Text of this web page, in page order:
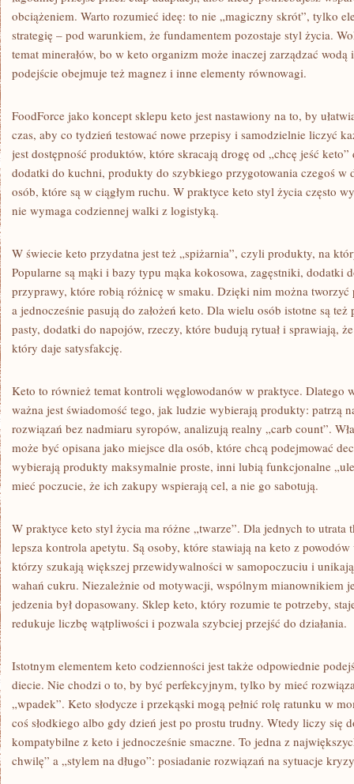
obciążeniem. Warto rozumieć ideę: to nie „magiczny skrót”, tylko
strategię – pod warunkiem, że fundamentem pozostaje styl życia.
temat minerałów, bo w keto organizm może inaczej zarządzać
podejście obejmuje też magnez i inne elementy równowagi.
FoodForce jako koncept sklepu keto jest nastawiony na to, by
czas, aby co tydzień testować nowe przepisy i samodzielnie liczyć
jest dostępność produktów, które skracają drogę od „chcę jeść
dodatki do kuchni, produkty do szybkiego przygotowania czegoś w
osób, które są w ciągłym ruchu. W praktyce keto styl życia często
nie wymaga codziennej walki z logistyką.
W świecie keto przydatna jest też „spiżarnia”, czyli produkty, na
Popularne są mąki i bazy typu mąka kokosowa, zagęstniki, dodatki
przyprawy, które robią różnicę w smaku. Dzięki nim można tworzyć
a jednocześnie pasują do założeń keto. Dla wielu osób istotne są
pasty, dodatki do napojów, rzeczy, które budują rytuał i sprawiają,
który daje satysfakcję.
Keto to również temat kontroli węglowodanów w praktyce. Dlatego
ważna jest świadomość tego, jak ludzie wybierają produkty: patrzą
rozwiązań bez nadmiaru syropów, analizują realny „carb count”.
może być opisana jako miejsce dla osób, które chcą podejmować
wybierają produkty maksymalnie proste, inni lubią funkcjonalne
mieć poczucie, że ich zakupy wspierają cel, a nie go sabotują.
W praktyce keto styl życia ma różne „twarze”. Dla jednych to utrata
lepsza kontrola apetytu. Są osoby, które stawiają na keto z
którzy szukają większej przewidywalności w samopoczuciu i
wahań cukru. Niezależnie od motywacji, wspólnym mianownikiem
jedzenia był dopasowany. Sklep keto, który rozumie te potrzeby,
redukuje liczbę wątpliwości i pozwala szybciej przejść do działania.
Istotnym elementem keto codzienności jest także odpowiednie
diecie. Nie chodzi o to, by być perfekcyjnym, tylko by mieć
„wpadek”. Keto słodycze i przekąski mogą pełnić rolę ratunku w
coś słodkiego albo gdy dzień jest po prostu trudny. Wtedy liczy się
kompatybilne z keto i jednocześnie smaczne. To jedna z
chwilę” a „stylem na długo”: posiadanie rozwiązań na sytuacje